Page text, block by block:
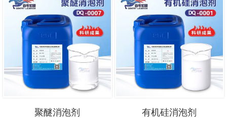
聚醚消泡剂 有机硅消泡剂